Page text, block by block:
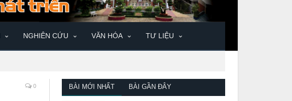
NGHIÊN CỨU VĂN HÓA TƯ LIỆU
0 BÀI MỚI NHẤT BÀI GẦN ĐÂY